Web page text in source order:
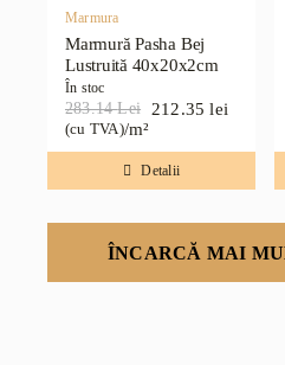
Marmura
Marmură Pasha Bej
Lustruită 40x20x2cm
În stoc
283.14Lei
Prețul
inițial
fost:
212.35lei
Prețul
curent
212.35 lei.
(cu TVA)/m²
Detalii
ÎNCARCĂ MAI